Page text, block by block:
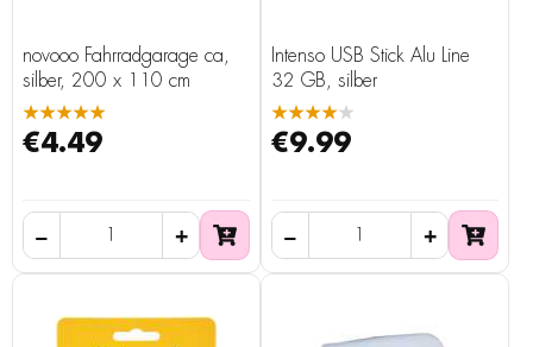
novooo Fahrradgarage ca,
silber, 200 x 110 cm
★★★★★
€4.49
Intenso USB Stick Alu Line
32 GB, silber
★★★★★
€9.99